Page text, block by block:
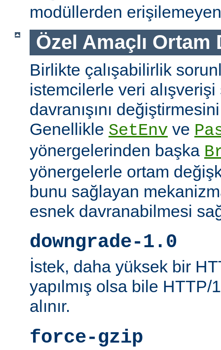
modüllerden
Özel Amaçlı
Birlikte çalışabilirlik
istemcilerle veri alışverişi
davranışını
Genellikle SetEnv ve
yönergelerinden başka
yönergelerle ortam
bunu sağlayan
esnek davranabilmesi
downgrade-1.0
İstek, daha yüksek bir
yapılmış olsa bile
alınır.
force-gzip